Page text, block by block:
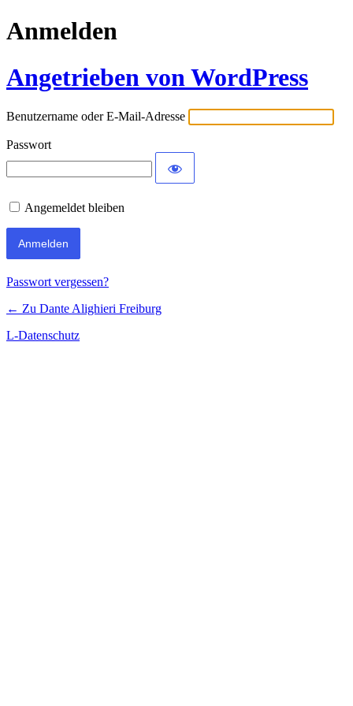
Anmelden
Angetrieben von WordPress
Benutzername oder E-Mail-Adresse
Passwort
Angemeldet bleiben
Passwort vergessen?
← Zu Dante Alighieri Freiburg
L-Datenschutz